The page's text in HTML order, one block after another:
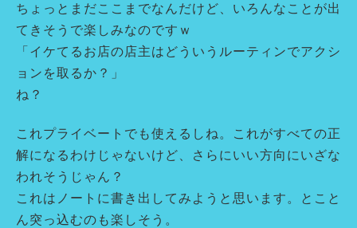
ちょっとまだここまでなんだけど、いろんなことが出
てきそうで楽しみなのですｗ
「イケてるお店の店主はどういうルーティンでアクシ
ョンを取るか？」
ね？
これプライベートでも使えるしね。これがすべての正
解になるわけじゃないけど、さらにいい方向にいざな
われそうじゃん？
これはノートに書き出してみようと思います。とこと
ん突っ込むのも楽しそう。